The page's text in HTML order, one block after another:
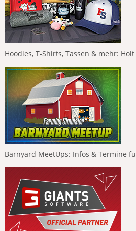
Hoodies, T-Shirts, Tassen & mehr:
Barnyard MeetUps: Infos & Termine